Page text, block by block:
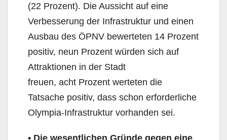
(22 Prozent). Die Aussicht auf eine
Verbesserung der Infrastruktur und einen
Ausbau des ÖPNV bewerteten 14 Prozent
positiv, neun Prozent würden sich auf
Attraktionen in der Stadt
freuen, acht Prozent werteten die
Tatsache positiv, dass schon erforderliche
Olympia-Infrastruktur vorhanden sei.
• Die wesentlichen Gründe gegen eine